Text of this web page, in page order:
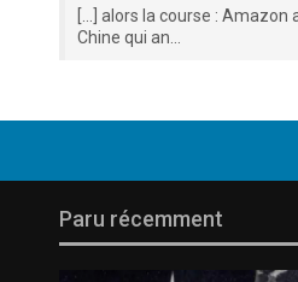
[…] alors la course : Amazon
Chine qui an...
Paru récemment